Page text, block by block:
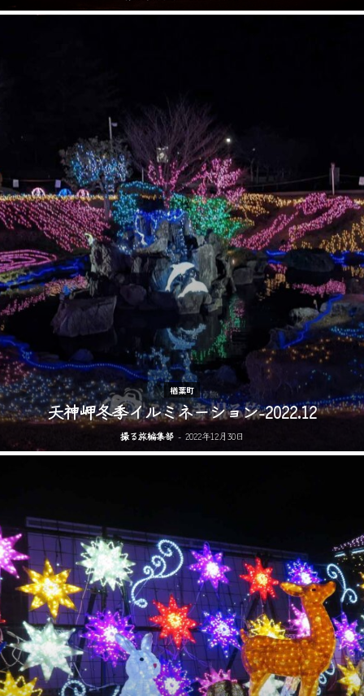
楢葉町
天神岬冬季イルミネーション-2022.12
撮る旅編集部 - 2022年12月30日